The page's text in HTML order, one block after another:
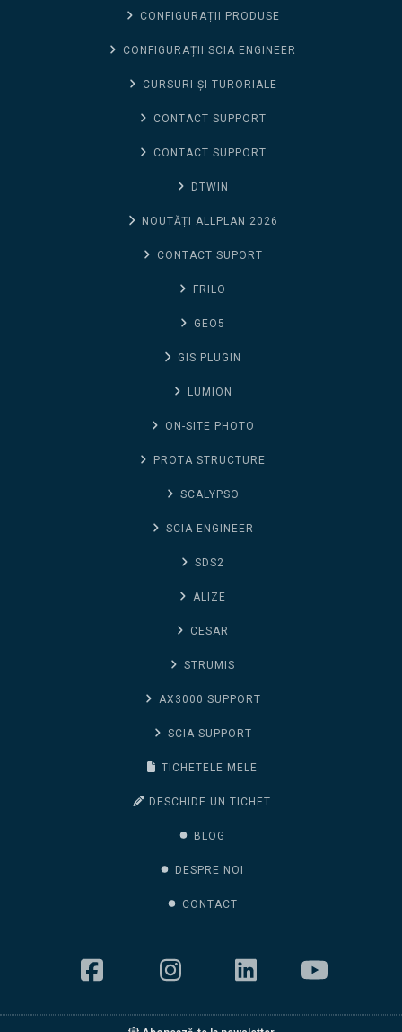
CONFIGURAȚII PRODUSE
CONFIGURAȚII SCIA ENGINEER
CURSURI ȘI TURORIALE
CONTACT SUPPORT
CONTACT SUPPORT
DTWIN
NOUTĂȚI ALLPLAN 2026
CONTACT SUPORT
FRILO
GEO5
GIS PLUGIN
LUMION
ON-SITE PHOTO
PROTA STRUCTURE
SCALYPSO
SCIA ENGINEER
SDS2
ALIZE
CESAR
STRUMIS
AX3000 SUPPORT
SCIA SUPPORT
TICHETELE MELE
DESCHIDE UN TICHET
BLOG
DESPRE NOI
CONTACT